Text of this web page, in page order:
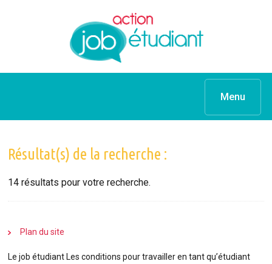
Menu
Résultat(s) de la recherche :
14 résultats pour votre recherche.
Plan du site
Lejob étudiant Les conditions pour travailler en tant qu’étudiant